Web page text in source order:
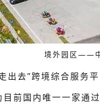
境外园区——
出去”跨境综合服
前国内唯一一家通